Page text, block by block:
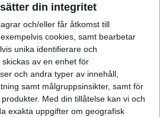
din integritet
lagrar och/eller får åtkomst till
cookies, samt bearbetar
unika identifierare och
av en enhet för
och andra typer av innehåll,
samt målgruppsinsikter, samt för
Med din tillåtelse kan vi och
exakta uppgifter om geografisk
KOMMUNICERA ·Per Furumo
eller digitalt
handlar alltid om bemötande
tilltal.